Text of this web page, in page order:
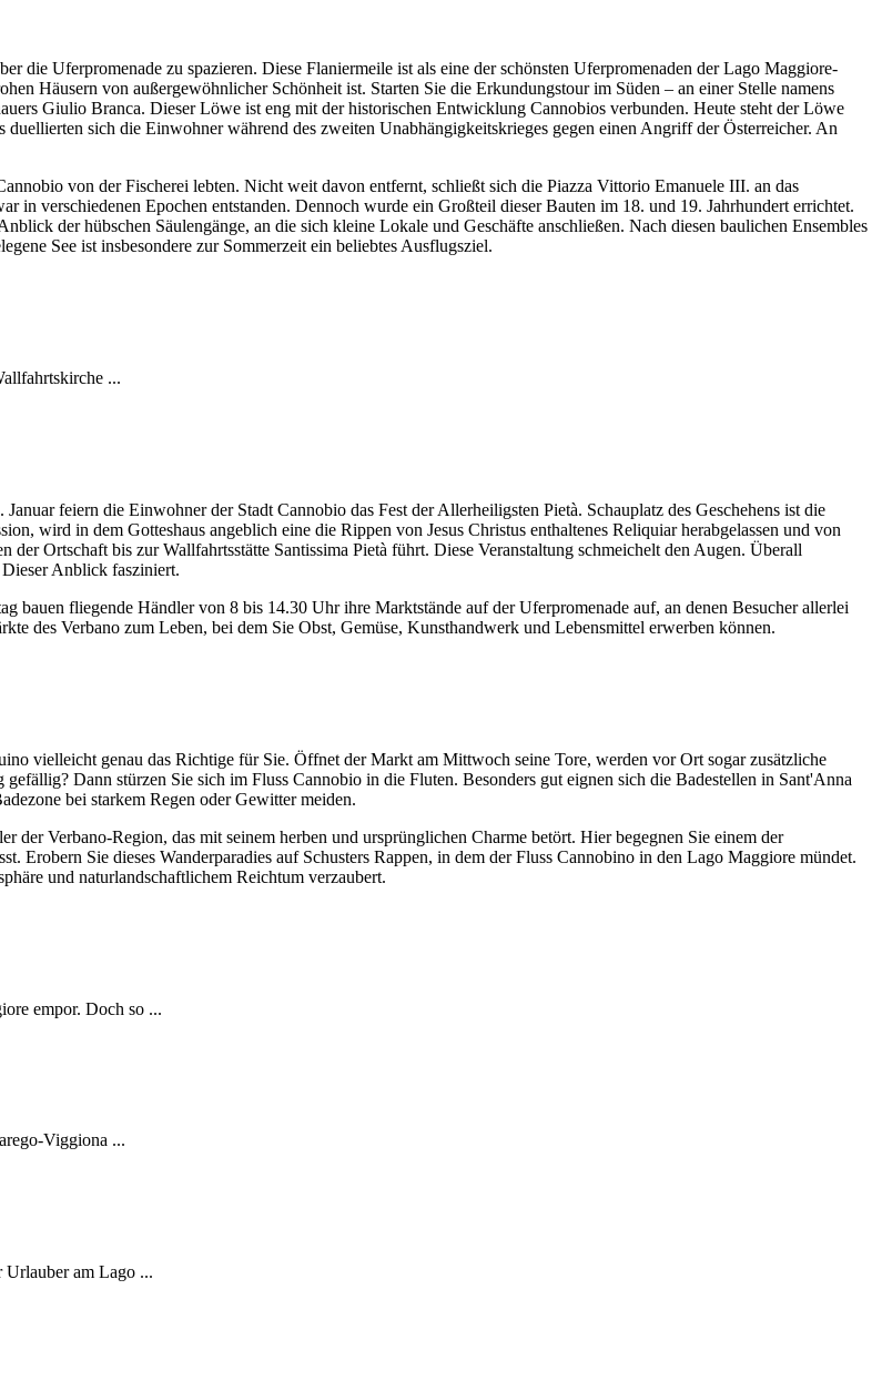
die Uferpromenade zu spazieren. Diese Flaniermeile ist als eine der schönsten Uferpromenaden der Lago Maggiore-
Häusern von außergewöhnlicher Schönheit ist. Starten Sie die Erkundungstour im Süden – an einer Stelle namens
Giulio Branca. Dieser Löwe ist eng mit der historischen Entwicklung Cannobios verbunden. Heute steht der Löwe
sich die Einwohner während des zweiten Unabhängigkeitskrieges gegen einen Angriff der Österreicher. An
von der Fischerei lebten. Nicht weit davon entfernt, schließt sich die Piazza Vittorio Emanuele III. an das
in verschiedenen Epochen entstanden. Dennoch wurde ein Großteil dieser Bauten im 18. und 19. Jahrhundert errichtet.
der hübschen Säulengänge, an die sich kleine Lokale und Geschäfte anschließen. Nach diesen baulichen Ensembles
See ist insbesondere zur Sommerzeit ein beliebtes Ausflugsziel.
...
feiern die Einwohner der Stadt Cannobio das Fest der Allerheiligsten Pietà. Schauplatz des Geschehens ist die
wird in dem Gotteshaus angeblich eine die Rippen von Jesus Christus enthaltenes Reliquiar herabgelassen und von
Ortschaft bis zur Wallfahrtsstätte Santissima Pietà führt. Diese Veranstaltung schmeichelt den Augen. Überall
Anblick fasziniert.
bauen fliegende Händler von 8 bis 14.30 Uhr ihre Marktstände auf der Uferpromenade auf, an denen Besucher allerlei
des Verbano zum Leben, bei dem Sie Obst, Gemüse, Kunsthandwerk und Lebensmittel erwerben können.
vielleicht genau das Richtige für Sie. Öffnet der Markt am Mittwoch seine Tore, werden vor Ort sogar zusätzliche
Dann stürzen Sie sich im Fluss Cannobio in die Fluten. Besonders gut eignen sich die Badestellen in Sant'Anna
bei starkem Regen oder Gewitter meiden.
der Verbano-Region, das mit seinem herben und ursprünglichen Charme betört. Hier begegnen Sie einem der
Erobern Sie dieses Wanderparadies auf Schusters Rappen, in dem der Fluss Cannobino in den Lago Maggiore mündet.
und naturlandschaftlichem Reichtum verzaubert.
empor. Doch so ...
Viggiona ...
Urlauber am Lago ...